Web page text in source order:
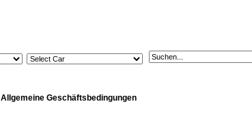
Allgemeine Geschäftsbedingungen